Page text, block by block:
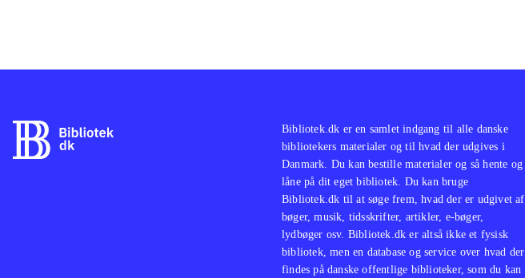
Bibliotek.dk er en samlet indgang til alle danske
bibliotekers materialer og til hvad der udgives i
Danmark. Du kan bestille materialer og så hente og
låne på dit eget bibliotek. Du kan bruge
Bibliotek.dk til at søge frem, hvad der er udgivet af
bøger, musik, tidsskrifter, artikler, e-bøger,
lydbøger osv. Bibliotek.dk er altså ikke et fysisk
bibliotek, men en database og service over hvad der
findes på danske offentlige biblioteker, som du kan